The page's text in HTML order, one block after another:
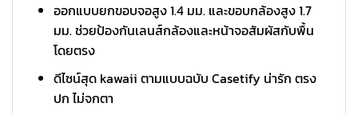
ออกแบบยกขอบจอสูง 1.4 มม. และขอบกล้องสูง 1.7
มม. ช่วยป้องกันเลนส์กล้องและหน้าจอสัมผัสกับพื้น
โดยตรง
ดีไซน์สุด kawaii ตามแบบฉบับ Casetify น่ารัก ตรง
ปก ไม่จกตา